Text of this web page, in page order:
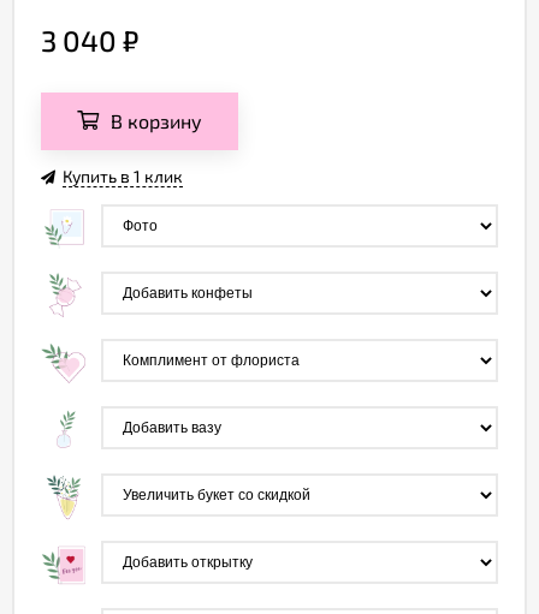
3 040 ₽
В корзину
Купить в 1 клик